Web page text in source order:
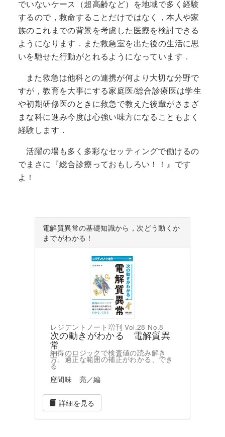
でいないケース（超高齢など）を地域で多く経験
するので，救命することだけではなく，本人や家
族のこれまでの背景を考慮した医療を検討できる
ようになります．また救急室を出た後の生活に思
いを馳せた行動がとれるようになっています．
また救急は他科との連携が何より大切な分野で
すが，教育を大事にする家庭医/総合診療医は学生
や初期研修医のときに救急で教えた後輩がさまざ
まな科に進み今度は心強い味方になることもよく
経験します．
活躍の場も多く多彩なセッティングで働けるの
でまさに『総合診療っておもしろい！！』です
よ！
電解質異常の基礎知識から，次どう動くか
までがわかる！
レジデントノート増刊 Vol.28 No.8
次の動きがわかる 電解質異
常
納得のロジックで検査値の読み解き
方、適正な範囲の補正がわかる、でき
る
座間味 亮／編
詳細を見る